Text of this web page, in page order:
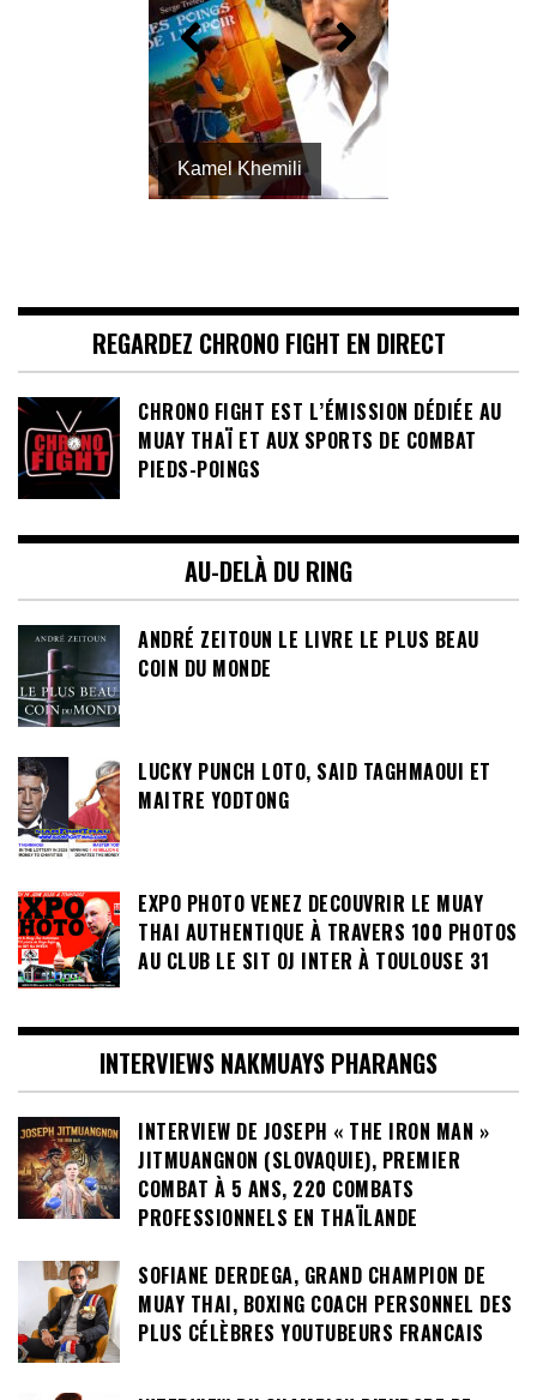
Kamel Khemili
REGARDEZ CHRONO FIGHT EN DIRECT
CHRONO FIGHT EST L’ÉMISSION DÉDIÉE AU
MUAY THAÏ ET AUX SPORTS DE COMBAT
PIEDS-POINGS
AU-DELÀ DU RING
ANDRÉ ZEITOUN LE LIVRE LE PLUS BEAU
COIN DU MONDE
LUCKY PUNCH LOTO, SAID TAGHMAOUI ET
MAITRE YODTONG
EXPO PHOTO VENEZ DECOUVRIR LE MUAY
THAI AUTHENTIQUE À TRAVERS 100 PHOTOS
AU CLUB LE SIT OJ INTER À TOULOUSE 31
INTERVIEWS NAKMUAYS PHARANGS
INTERVIEW DE JOSEPH « THE IRON MAN »
JITMUANGNON (SLOVAQUIE), PREMIER
COMBAT À 5 ANS, 220 COMBATS
PROFESSIONNELS EN THAÏLANDE
SOFIANE DERDEGA, GRAND CHAMPION DE
MUAY THAI, BOXING COACH PERSONNEL DES
PLUS CÉLÈBRES YOUTUBEURS FRANCAIS